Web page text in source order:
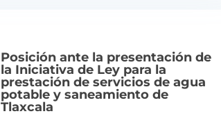
Posición ante la presentación de
la Iniciativa de Ley para la
prestación de servicios de agua
potable y saneamiento de
Tlaxcala